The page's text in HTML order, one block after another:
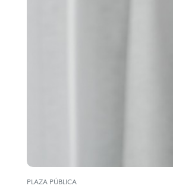
PLAZA PÚBLICA